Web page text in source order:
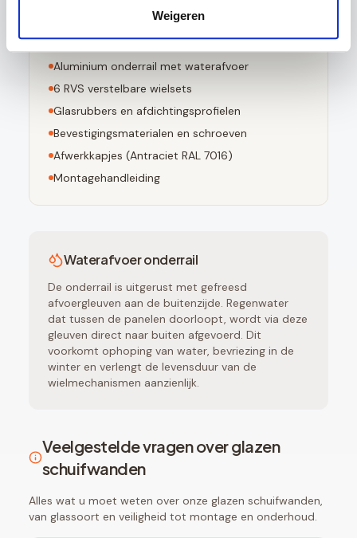
Weigeren
stuks 10mm geharde glaspanelen
Aluminium bovenrail (Antraciet RAL 7016)
Aluminium onderrail met waterafvoer
6 RVS verstelbare wielsets
Glasrubbers en afdichtingsprofielen
Bevestigingsmaterialen en schroeven
Afwerkkapjes (Antraciet RAL 7016)
Montagehandleiding
Waterafvoer onderrail
De onderrail is uitgerust met gefreesd
afvoergleuven aan de buitenzijde. Regenwater
dat tussen de panelen doorloopt, wordt via deze
gleuven direct naar buiten afgevoerd. Dit
voorkomt ophoping van water, bevriezing in de
winter en verlengt de levensduur van de
wielmechanismen aanzienlijk.
Veelgestelde vragen over glazen
schuifwanden
Alles wat u moet weten over onze glazen schuifwanden,
van glassoort en veiligheid tot montage en onderhoud.